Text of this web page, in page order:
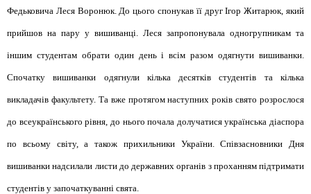
Федьковича Леся Воронюк. До цього спонукав її друг Ігор Житарюк, який
прийшов на пару у вишиванці. Леся запропонувала одногрупникам та
іншим студентам обрати один день і всім разом одягнути вишиванки.
Спочатку вишиванки одягнули кілька десятків студентів та кілька
викладачів факультету. Та вже протягом наступних років свято розрослося
до всеукраїнського рівня, до нього почала долучатися українська діаспора
по всьому світу, а також прихильники України. Співзасновники Дня
вишиванки надсилали листи до державних органів з проханням підтримати
студентів у започаткуванні свята.